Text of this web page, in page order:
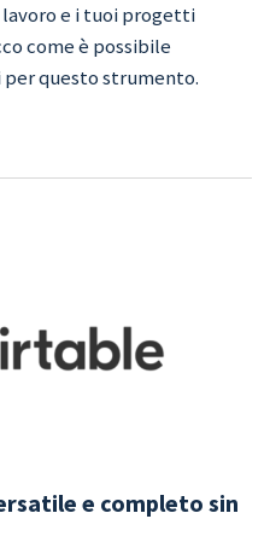
lavoro e i tuoi progetti
come è possibile
questo strumento.
e completo sin